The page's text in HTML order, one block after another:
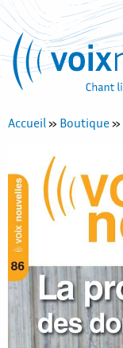
Accueil» Boutique»